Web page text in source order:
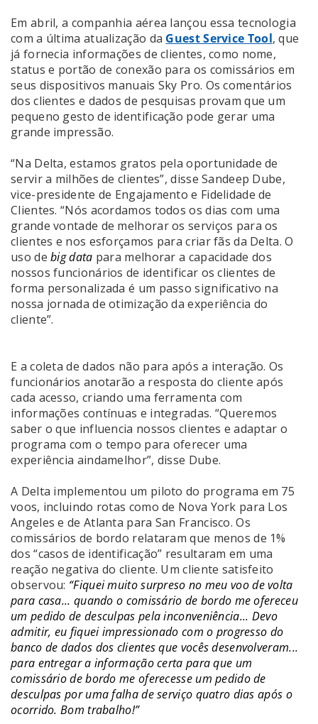
Em abril, a companhia aérea lançou essa tecnologia
com a última atualização da Guest Service Tool, que
já fornecia informações de clientes, como nome,
status e portão de conexão para os comissários em
seus dispositivos manuais Sky Pro. Os comentários
dos clientes e dados de pesquisas provam que um
pequeno gesto de identificação pode gerar uma
grande impressão.
“Na Delta, estamos gratos pela oportunidade de
servir a milhões de clientes”, disse Sandeep Dube,
vice-presidente de Engajamento e Fidelidade de
Clientes. “Nós acordamos todos os dias com uma
grande vontade de melhorar os serviços para os
clientes e nos esforçamos para criar fãs da Delta. O
uso debig data para melhorar a capacidade dos
nossos funcionários de identificar os clientes de
forma personalizada é um passo significativo na
nossa jornada de otimização da experiência do
cliente”.
E a coleta de dados não para após a interação. Os
funcionários anotarão a resposta do cliente após
cada acesso, criando uma ferramenta com
informações contínuas e integradas. “Queremos
saber o que influencia nossos clientes e adaptar o
programa com o tempo para oferecer uma
experiência aindamelhor”, disse Dube.
A Delta implementou um piloto do programa em 75
voos, incluindo rotas como de Nova York para Los
Angeles e de Atlanta para San Francisco. Os
comissários de bordo relataram que menos de 1%
dos “casos de identificação” resultaram em uma
reação negativa do cliente. Um cliente satisfeito
observou: “Fiquei muito surpreso no meu voo de volta
para casa... quando o comissário de bordo me ofereceu
um pedido de desculpas pela inconveniência... Devo
admitir, eu fiquei impressionado com o progresso do
banco de dados dos clientes que vocês desenvolveram...
para entregar a informação certa para que um
comissário de bordo me oferecesse um pedido de
desculpas por uma falha de serviço quatro dias após o
ocorrido. Bom trabalho!”